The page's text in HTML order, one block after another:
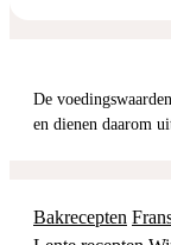
De voedingswaarden op deze website worden automatisch berekend
en dienen daarom
Bakrecepten